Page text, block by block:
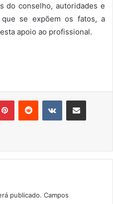
do conselho, autoridades e
se expõem os fatos, a
apoio ao profissional.
PinterestReddit VK Compartilhar via e-mail
publicado. Campos